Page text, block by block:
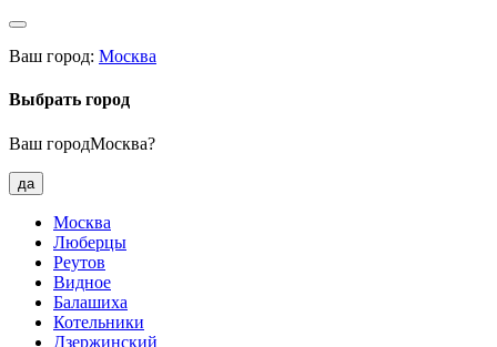
Ваш город: Москва
Выбрать город
Ваш городМосква?
да
Москва
Люберцы
Реутов
Видное
Балашиха
Котельники
Дзержинский